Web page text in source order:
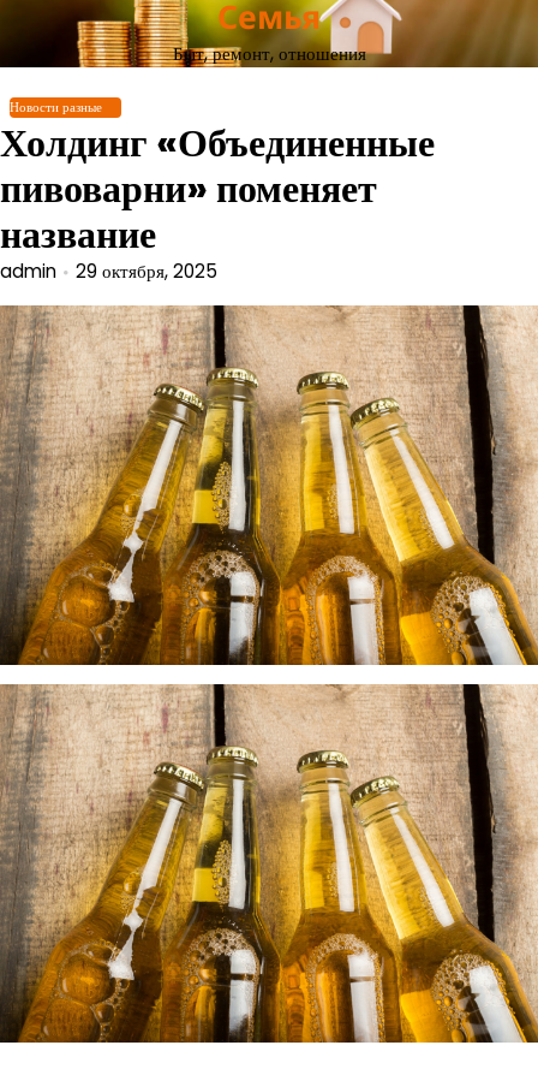
Перейти
содержимому
Семья
Быт, ремонт, отношения
Новости разные
Холдинг «Объединенные
пивоварни» поменяет
название
admin 29 октября, 2025